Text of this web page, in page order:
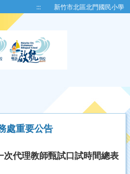
::: 新竹市北區北門國民小學
處重要公告
代理教師甄試口試時間總表